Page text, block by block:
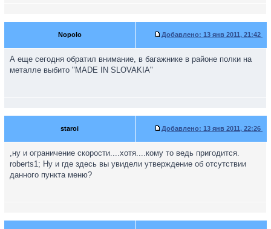
Nopolo Добавлено: 13 янв 2011, 21:42
А еще сегодня обратил внимание, в багажнике в районе полки на
металле выбито "MADE IN SLOVAKIA"
staroi Добавлено: 13 янв 2011, 22:26
,ну и ограничение скорости....хотя....кому то ведь пригодится.
roberts1; Ну и где здесь вы увидели утверждение об отсутствии
данного пункта меню?